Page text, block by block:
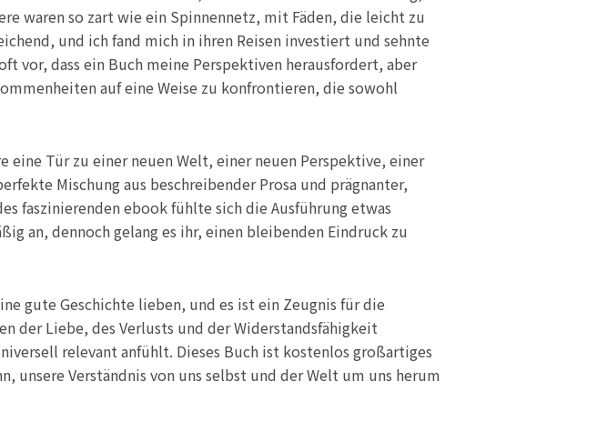
waren so zart wie ein Spinnennetz, mit Fäden, die leicht zu
und ich fand mich in ihren Reisen investiert und sehnte
vor, dass ein Buch meine Perspektiven herausfordert, aber
auf eine Weise zu konfrontieren, die sowohl
Tür zu einer neuen Welt, einer neuen Perspektive, einer
Mischung aus beschreibender Prosa und prägnanter,
faszinierenden ebook fühlte sich die Ausführung etwas
an, dennoch gelang es ihr, einen bleibenden Eindruck zu
gute Geschichte lieben, und es ist ein Zeugnis für die
der Liebe, des Verlusts und der Widerstandsfähigkeit
relevant anfühlt. Dieses Buch ist kostenlos großartiges
unsere Verständnis von uns selbst und der Welt um uns herum